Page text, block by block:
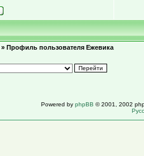
» Профиль пользователя Ежевика
Powered by phpBB © 2001, 2002